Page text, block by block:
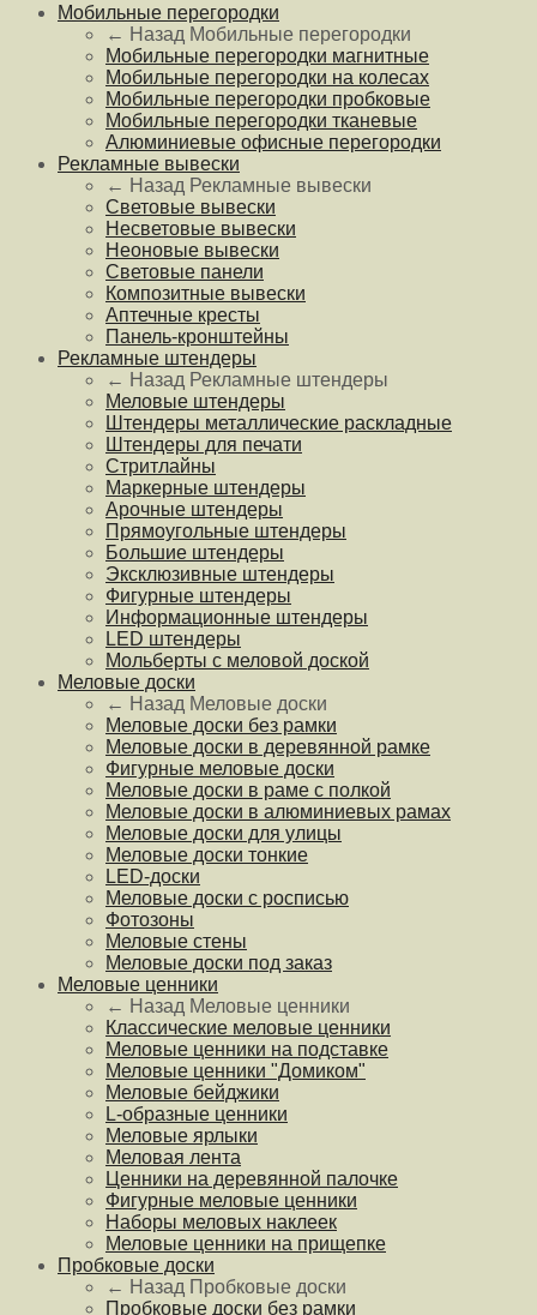
Мобильные перегородки
← Назад Мобильные перегородки
Мобильные перегородки магнитные
Мобильные перегородки на колесах
Мобильные перегородки пробковые
Мобильные перегородки тканевые
Алюминиевые офисные перегородки
Рекламные вывески
← Назад Рекламные вывески
Световые вывески
Несветовые вывески
Неоновые вывески
Световые панели
Композитные вывески
Аптечные кресты
Панель-кронштейны
Рекламные штендеры
← Назад Рекламные штендеры
Меловые штендеры
Штендеры металлические раскладные
Штендеры для печати
Стритлайны
Маркерные штендеры
Арочные штендеры
Прямоугольные штендеры
Большие штендеры
Эксклюзивные штендеры
Фигурные штендеры
Информационные штендеры
LED штендеры
Мольберты с меловой доской
Меловые доски
← Назад Меловые доски
Меловые доски без рамки
Меловые доски в деревянной рамке
Фигурные меловые доски
Меловые доски в раме с полкой
Меловые доски в алюминиевых рамах
Меловые доски для улицы
Меловые доски тонкие
LED-доски
Меловые доски с росписью
Фотозоны
Меловые стены
Меловые доски под заказ
Меловые ценники
← Назад Меловые ценники
Классические меловые ценники
Меловые ценники на подставке
Меловые ценники "Домиком"
Меловые бейджики
L-образные ценники
Меловые ярлыки
Меловая лента
Ценники на деревянной палочке
Фигурные меловые ценники
Наборы меловых наклеек
Меловые ценники на прищепке
Пробковые доски
← Назад Пробковые доски
Пробковые доски без рамки